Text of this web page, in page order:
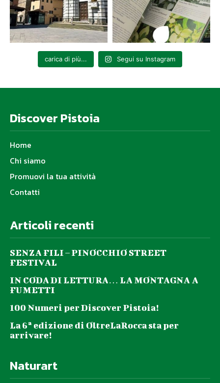
carica di più... Segui su Instagram
Discover Pistoia
Home
Chi siamo
Promuovi la tua attività
Contatti
Articoli recenti
SENZA FILI – PINOCCHIO STREET
FESTIVAL
IN CODA DI LETTURA… LA MONTAGNA A
FUMETTI
100 Numeri per Discover Pistoia!
La 6ª edizione di OltreLaRocca sta per
arrivare!
Naturart